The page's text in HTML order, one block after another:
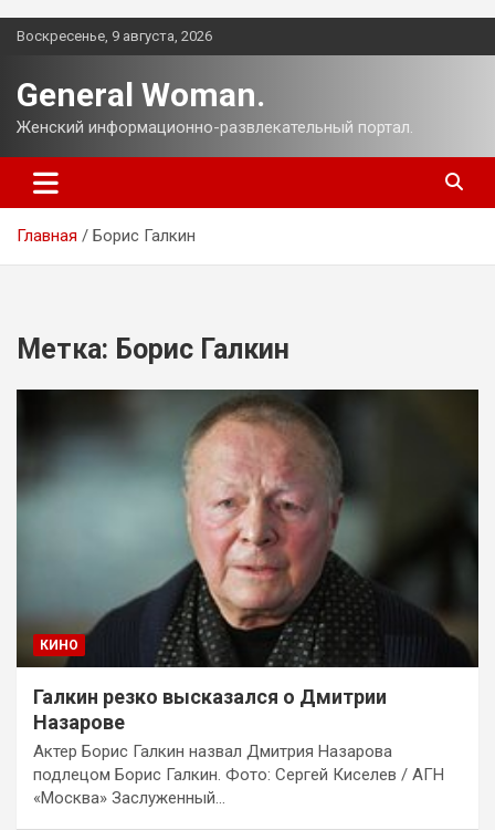
Перейти
Воскресенье, 9 августа, 2026
General Woman.
Женский информационно-развлекательный портал.
Главная Борис Галкин
Метка: Борис Галкин
КИНО
Галкин резко высказался о Дмитрии
Назарове
Актер Борис Галкин назвал Дмитрия Назарова
подлецом Борис Галкин. Фото: Сергей Киселев / АГН
«Москва» Заслуженный…